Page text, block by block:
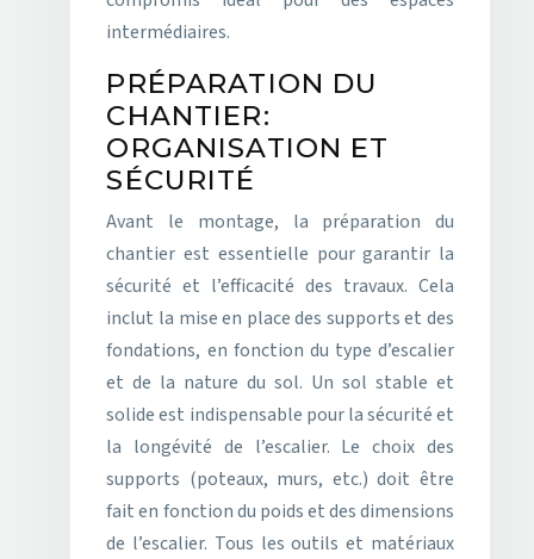
intermédiaires.
PRÉPARATION DU
CHANTIER:
ORGANISATION ET
SÉCURITÉ
Avant le montage, la préparation du
chantier est essentielle pour garantir la
sécurité et l’efficacité des travaux. Cela
inclut la mise en place des supports et des
fondations, en fonction du type d’escalier
et de la nature du sol. Un sol stable et
solide est indispensable pour la sécurité et
la longévité de l’escalier. Le choix des
supports (poteaux, murs, etc.) doit être
fait en fonction du poids et des dimensions
de l’escalier. Tous les outils et matériaux